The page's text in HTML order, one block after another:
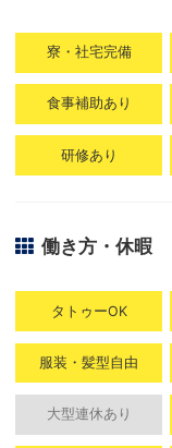
寮・社宅完備
食事補助あり
研修あり
働き方・休暇
タトゥーOK
服装・髪型自由
大型連休あり